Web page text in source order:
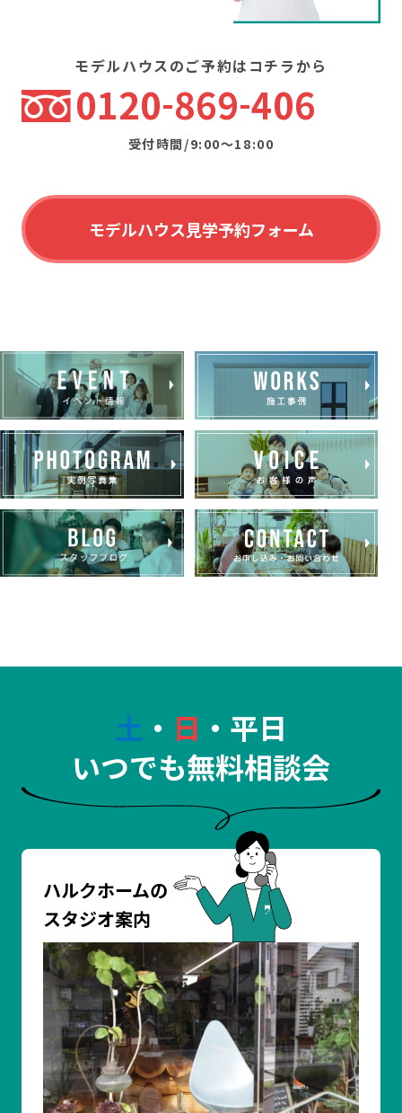
モデルハウスのご予約はコチラから
0120 869 406
受付時間/9:00〜18:00
モデルハウス見学予約フォーム
土 ・ 日 ・平日
いつでも無料相談会
ハルクホームの
スタジオ案内